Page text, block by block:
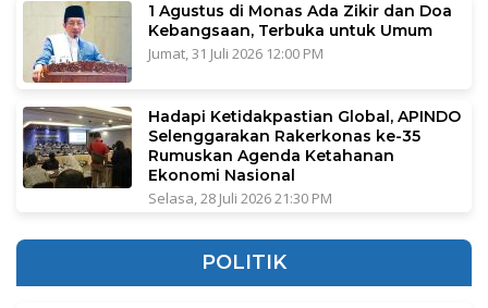
1 Agustus di Monas Ada Zikir dan Doa
Kebangsaan, Terbuka untuk Umum
Jumat, 31 Juli 2026 12:00 PM
Hadapi Ketidakpastian Global, APINDO
Selenggarakan Rakerkonas ke-35
Rumuskan Agenda Ketahanan
Ekonomi Nasional
Selasa, 28 Juli 2026 21:30 PM
POLITIK